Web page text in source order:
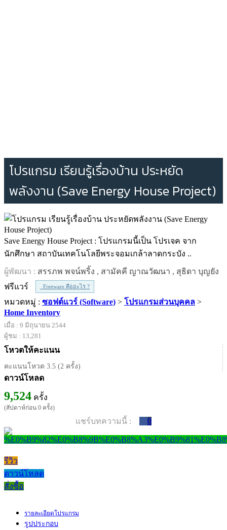
โปรแกรม เรียนรู้เรื่องบ้าน ประหยัด
พลังงาน (Save Energy House Project)
Save Energy House Project : โปรแกรมนี้เป็น โปรเจค จาก
นักศึกษา สถาบันเทคโนโลยีพระจอมเกล้าลาดกระบัง ..
ผู้พัฒนา : สรรภพ พจน์พริ้ง , สามัคคี ญาณวัฒนา , สุธิดา บุญยัง
ฟรีแวร์
Freeware คืออะไร ?
หมวดหมู่ : ซอฟต์แวร์ (Software) > โปรแกรมส่วนบุคคล >
Home Inventory
เมื่อ : 9 มิถุนายน 2544
ผู้ชม : 13,281
โหวตให้คะแนน
คะแนนโหวต 3.5 (2 ครั้ง)
ดาวน์โหลด
9,524 ครั้ง
(สัปดาห์ก่อน 0 ครั้ง)
แชร์บทความนี้ : 0
รีวิว
ดาวน์โหลด
สั่งซื้อ
รายละเอียดโปรแกรม
รูปประกอบ